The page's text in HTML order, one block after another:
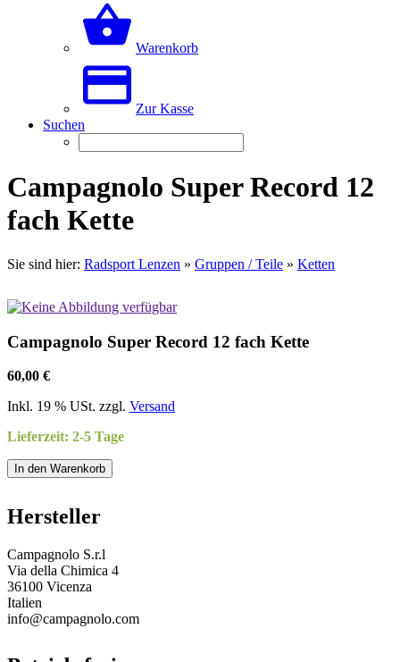
Warenkorb
Zur Kasse
Suchen
Campagnolo Super Record 12
fach Kette
Sie sind hier: Radsport Lenzen » Gruppen / Teile » Ketten
Campagnolo Super Record 12 fach Kette
60,00 €
Inkl. 19 % USt. zzgl. Versand
Lieferzeit: 2-5 Tage
In den Warenkorb
Hersteller
Campagnolo S.r.l
Via della Chimica 4
36100 Vicenza
Italien
info@campagnolo.com